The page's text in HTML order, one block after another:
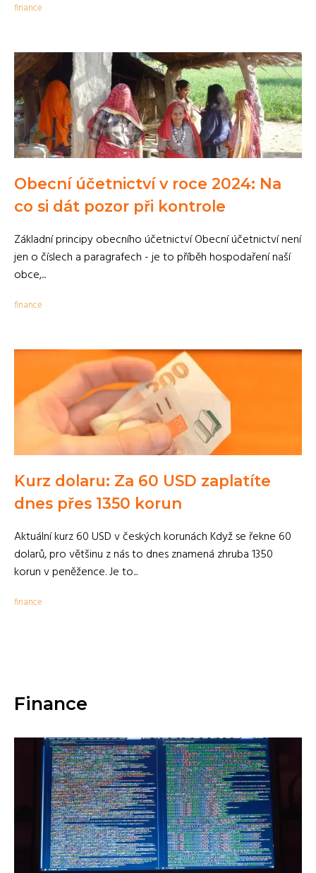
finance
Obecní účetnictví v roce 2024: Na
co si dát pozor při kontrole
Základní principy obecního účetnictví Obecní účetnictví není
jen o číslech a paragrafech - je to příběh hospodaření naší
obce,...
finance
Kurz dolaru: Za 60 USD zaplatíte
dnes přes 1350 korun
Aktuální kurz 60 USD v českých korunách Když se řekne 60
dolarů, pro většinu z nás to dnes znamená zhruba 1350
korun v peněžence. Je to...
finance
Finance